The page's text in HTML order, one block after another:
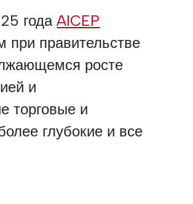
годаAICEP
при правительстве
росте
и
торговые и
глубокие и все